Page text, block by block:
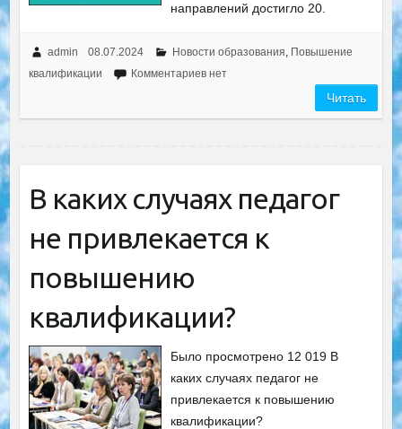
направлений достигло 20.
admin 08.07.2024 Новости образования, Повышение
квалификации
Комментариев нет
Читать
В каких случаях педагог
не привлекается к
повышению
квалификации?
Было просмотрено 12 019 В
каких случаях педагог не
привлекается к повышению
квалификации?